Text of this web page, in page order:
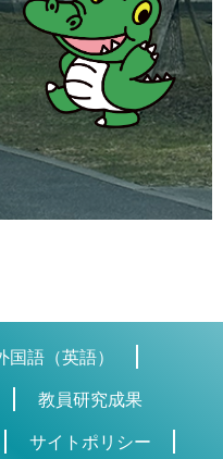
国語（英語）
教員研究成果
サイトポリシー